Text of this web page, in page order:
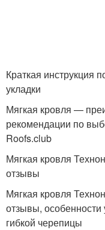
Краткая инструкция
укладки
Мягкая кровля —
рекомендации по
Roofs.club
Мягкая кровля
отзывы
Мягкая кровля
отзывы, особенности
гибкой черепицы